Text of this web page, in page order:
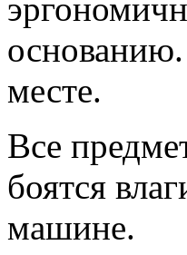
месте.
Все
боятся
машине.